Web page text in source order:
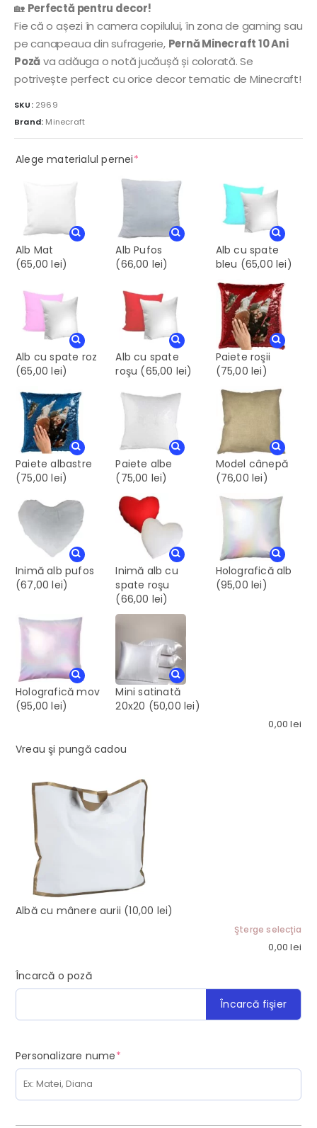
🏡 Perfectă pentru decor!
Fie că o așezi în camera copilului, în zona de gaming sau
pe canapeaua din sufragerie, Pernă Minecraft 10 Ani
Poză va adăuga o notă jucăușă și colorată. Se
potrivește perfect cu orice decor tematic de Minecraft!
SKU: 2969
Brand: Minecraft
Alege materialul pernei*(required)
Alb Mat
(65,00 lei)
Alb Pufos
(66,00 lei)
Alb cu spate
bleu (65,00 lei)
Alb cu spate roz
(65,00 lei)
Alb cu spate
roşu (65,00 lei)
Paiete roşii
(75,00 lei)
Paiete albastre
(75,00 lei)
Paiete albe
(75,00 lei)
Model cânepă
(76,00 lei)
Inimă alb pufos
(67,00 lei)
Inimă alb cu
spate roşu
(66,00 lei)
Holografică alb
(95,00 lei)
Holografică mov
(95,00 lei)
Mini satinată
20x20 (50,00 lei)
0,00lei
Vreau şi pungă cadou
Albă cu mânere aurii (10,00 lei)
Şterge selecţia
0,00lei
Încarcă o poză
Încarcă fişier
Personalizare nume*(required)